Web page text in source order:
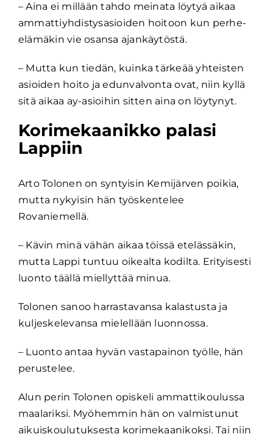
– Aina ei millään tahdo meinata löytyä aikaa
ammattiyhdistysasioiden hoitoon kun perhe-
elämäkin vie osansa ajankäytöstä.
– Mutta kun tiedän, kuinka tärkeää yhteisten
asioiden hoito ja edunvalvonta ovat, niin kyllä
sitä aikaa ay-asioihin sitten aina on löytynyt.
Korimekaanikko palasi
Lappiin
Arto Tolonen on syntyisin Kemijärven poikia,
mutta nykyisin hän työskentelee
Rovaniemellä.
– Kävin minä vähän aikaa töissä etelässäkin,
mutta Lappi tuntuu oikealta kodilta. Erityisesti
luonto täällä miellyttää minua.
Tolonen sanoo harrastavansa kalastusta ja
kuljeskelevansa mielellään luonnossa.
– Luonto antaa hyvän vastapainon työlle, hän
perustelee.
Alun perin Tolonen opiskeli ammattikoulussa
maalariksi. Myöhemmin hän on valmistunut
aikuiskoulutuksesta korimekaanikoksi. Tai niin